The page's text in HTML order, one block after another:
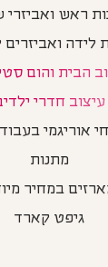
ראש ואביזרי
לידה ואביזרים
הבית והום
עיצוב חדרי
אוריגמי
מתנות
במחיר
גיפט קארד